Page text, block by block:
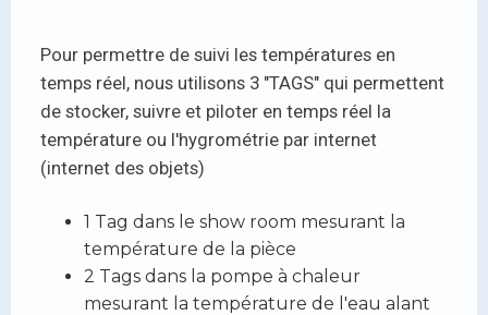
Pour permettre de suivi les températures en
temps réel, nous utilisons 3 "TAGS" qui permettent
de stocker, suivre et piloter en temps réel la
température ou l'hygrométrie par internet
(internet des objets)
1 Tag dans le show room mesurant la
température de la pièce
2 Tags dans la pompe à chaleur
mesurant la température de l'eau alant